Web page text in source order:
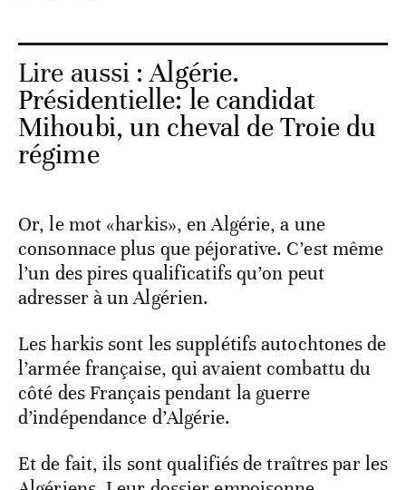
Lire aussi :Algérie.
Présidentielle: le candidat
Mihoubi, un cheval de Troie du
régime
Or, le mot «harkis», en Algérie, a une
consonnace plus que péjorative. C’est même
l’un des pires qualificatifs qu’on peut
adresser à un Algérien.
Les harkis sont les supplétifs autochtones de
l’armée française, qui avaient combattu du
côté des Français pendant la guerre
d’indépendance d’Algérie.
Et de fait, ils sont qualifiés de traîtres par les